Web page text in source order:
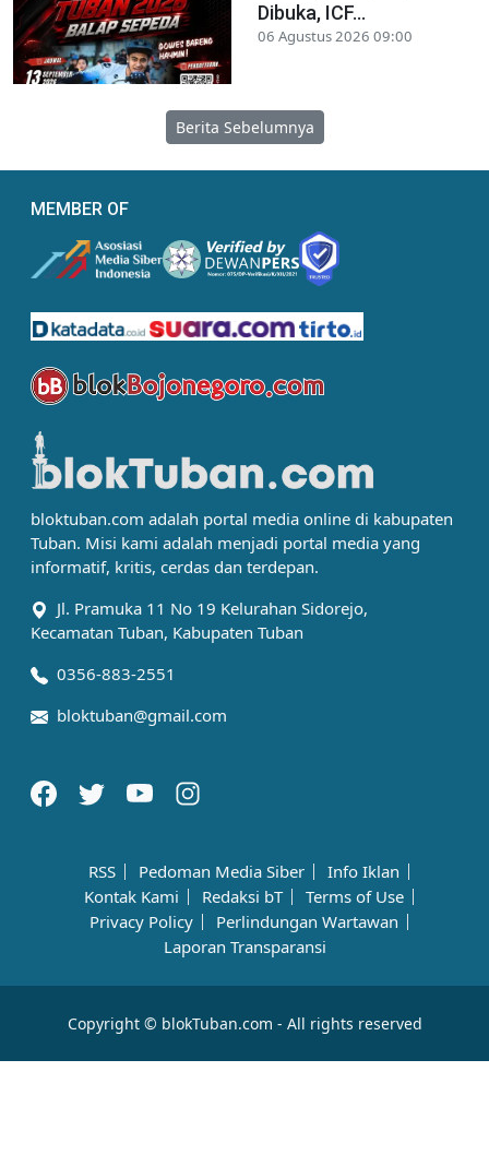
Dibuka, ICF...
06 Agustus 2026 09:00
Berita Sebelumnya
MEMBER OF
bloktuban.com adalah portal media online di kabupaten
Tuban. Misi kami adalah menjadi portal media yang
informatif, kritis, cerdas dan terdepan.
Jl. Pramuka 11 No 19 Kelurahan Sidorejo,
Kecamatan Tuban, Kabupaten Tuban
0356-883-2551
bloktuban@gmail.com
RSS Pedoman Media Siber
Info Iklan
Kontak Kami
Redaksi bT
Terms of Use
Privacy Policy
Perlindungan Wartawan
Laporan Transparansi
Copyright © blokTuban.com - All rights reserved